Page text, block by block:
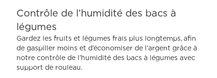
de
note
moyenne.
Read
15
Reviews.
Lien
vers
Contrôle de l’humidité des bacs à
légumes
Gardez les fruits et légumes frais plus longtemps, afin
de gaspiller moins et d’économiser de l’argent grâce à
notre contrôle de l’humidité des bacs à légumes avec
support de rouleau.